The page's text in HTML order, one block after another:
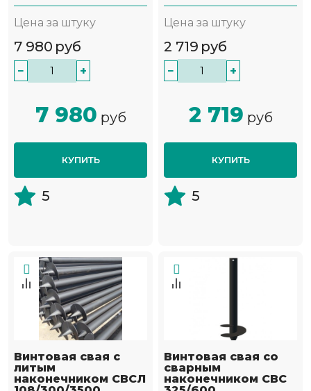
Цена за штуку
7 980 руб
− +
7 980 руб
КУПИТЬ
5
Цена за штуку
2 719 руб
− +
2 719 руб
КУПИТЬ
5
Винтовая свая с
литым
наконечником СВСЛ
Винтовая свая со
сварным
наконечником СВС